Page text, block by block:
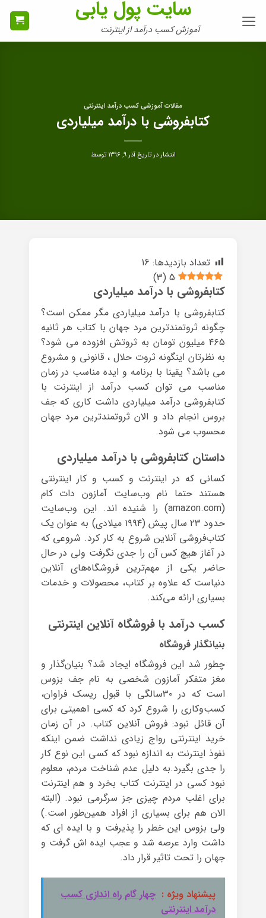
سایت پول یابی
آموزش کسب درآمد از اینترنت
مقالات آموزشی کسب درآمد اینترنتی
کتابفروشی با درآمد میلیاردی
انتشار در تاریخآذر ۹, ۱۳۹۶ توسط
تعداد بازدیدها: 16
5
(
3
)
کتابفروشی با درآمد میلیاردی
کتابفروشی با درآمد میلیاردی مگر ممکن است؟
چگونه ثروتمندترین مرد جهان با کتاب هر ثانیه
۴۶۵ میلیون تومان به ثروتش افزوده می شود؟
به نظرتان اینگونه ثروت حلال ، قانونی و مشروع
می باشد؟ یقینا با برنامه و ایده مناسب در زمان
مناسب می توان کسب درآمد از اینترنت با
کتابفروشی درآمد میلیاردی داشت کاری که جف
بروس انجام داد و الان ثروتمندترین مرد جهان
محسوب می شود.
داستان کتابفروشی با درآمد میلیاردی
کسانی که در اینترنت و کسب و کار اینترنتی
هستند حتما نام وب‌سایت آمازون دات کام
(amazon.com) را شنیده اند. این وب‌سایت
حدود ۲۳ سال پیش (۱۹۹۴ میلادی) به عنوان یک
کتاب‌فروشی آنلاین شروع به کار کرد. شروعی که
در آغاز هیچ کس آن را جدی نگرفت ولی در حال
حاضر یکی از مهم‌ترین فروشگاه‌های آنلاین
دنیاست که علاوه بر کتاب، محصولات و خدمات
بسیاری ارائه می‌کند.
کسب درآمد با فروشگاه آنلاین اینترنتی
بنیانگذار فروشگاه
چطور شد این فروشگاه ایجاد شد؟ بنیان‌گذار و
مغز متفکر آمازون شخصی به نام جف بزوس
است که در ۳۰سالگی با قبول ریسک فراوان،
کسب‌وکاری را شروع کرد که کسی اهمیتی برای
آن قائل نبود: فروش آنلاین کتاب. در آن زمان
خرید اینترنتی رواج زیادی نداشت ضمن اینکه
نفوذ اینترنت به اندازه نبود که کسی این نوع کار
را جدی بگیرد.به دلیل عدم شناخت مردم، معلوم
نبود کسی در اینترنت کتاب بخرد و هم اینترنت
برای اغلب مردم چیزی جز سرگرمی نبود. (البته
الان هم برای بسیاری از افراد همین‌طور است.)
ولی بزوس این خطر را پذیرفت و با ایده ای که
داشت وارد عرصه شد و عجب ایده اش گرفت و
جهان را تحت تاثیر قرار داد.
پیشنهاد ویژه : چهار گام راه اندازی کسب
درآمد اینترنتی